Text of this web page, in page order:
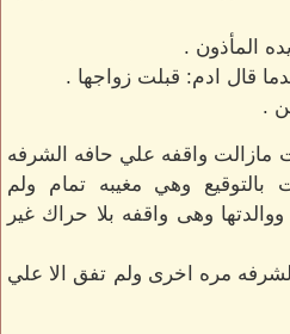
المأذون .
قال ادم: قبلت زواجها .
.
مازالت واقفه علي حافه الشرفه
بالتوقيع وهي مغيبه تمام ولم
وهى واقفه بلا حراك غير
مره اخرى ولم تفق الا علي